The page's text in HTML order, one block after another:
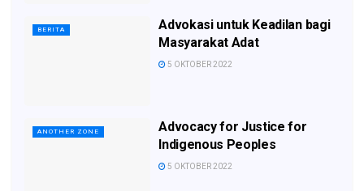
BERITA
Advokasi untuk Keadilan bagi
Masyarakat Adat
5 OKTOBER 2022
ANOTHER ZONE
Advocacy for Justice for
Indigenous Peoples
5 OKTOBER 2022